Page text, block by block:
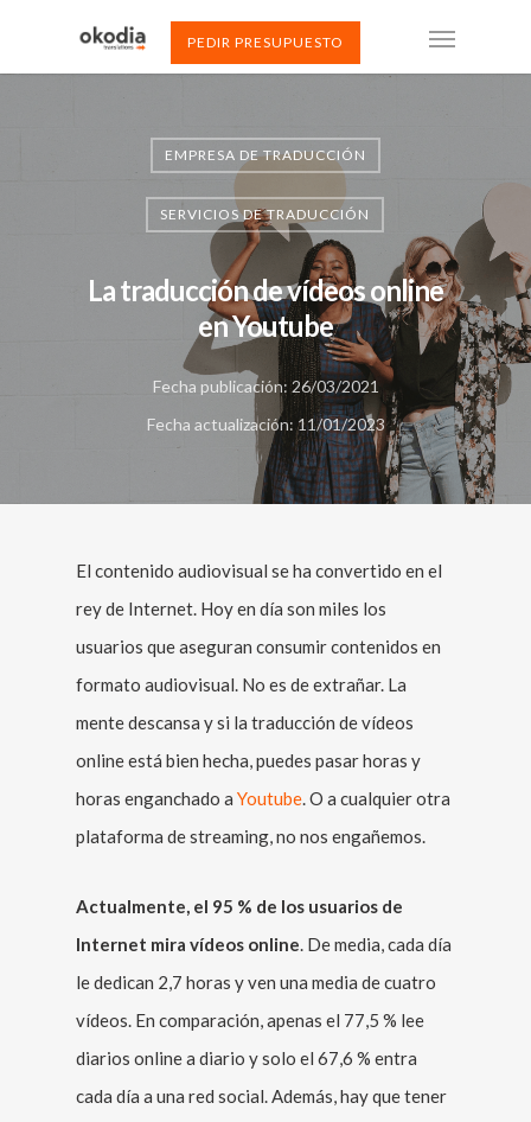
PEDIR PRESUPUESTO
EMPRESA DE TRADUCCIÓN
SERVICIOS DE TRADUCCIÓN
La traducción de vídeos online
en Youtube
Fecha publicación: 26/03/2021
Fecha actualización: 11/01/2023
El contenido audiovisual se ha convertido en el
rey de Internet. Hoy en día son miles los
usuarios que aseguran consumir contenidos en
formato audiovisual. No es de extrañar. La
mente descansa y si la traducción de vídeos
online está bien hecha, puedes pasar horas y
horas enganchado a Youtube. O a cualquier otra
plataforma de streaming, no nos engañemos.
Actualmente, el 95 % de los usuarios de
Internet mira vídeos online. De media, cada día
le dedican 2,7 horas y ven una media de cuatro
vídeos. En comparación, apenas el 77,5 % lee
diarios online a diario y solo el 67,6 % entra
cada día a una red social. Además, hay que tener